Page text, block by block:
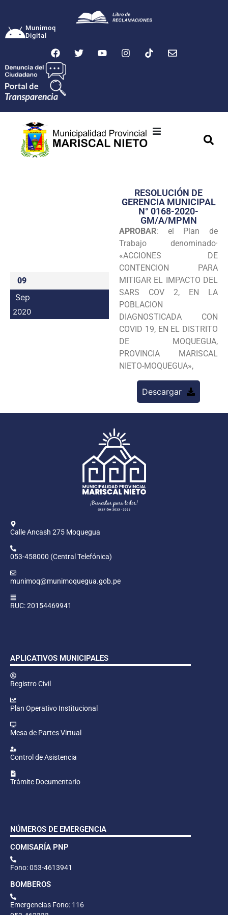
Munimoq
Digital
Transparencia
Seguridad
Programas
Intranet
09
Sep
2020
RESOLUCIÓN DE
GERENCIA MUNICIPAL
N° 0168-2020-
GM/A/MPMN
APROBAR: el Plan de
Trabajo denominado·
«ACCIONES DE
CONTENCION PARA
MITIGAR EL IMPACTO DEL
SARS COV 2, EN LA
POBLACION
DIAGNOSTICADA CON
COVID 19, EN EL DISTRITO
DE MOQUEGUA,
PROVINCIA MARISCAL
NIETO-MOQUEGUA»,
Descargar
Calle Ancash 275 Moquegua
053-458000 (Central Telefónica)
munimoq@munimoquegua.gob.pe
RUC: 20154469941
APLICATIVOS MUNICIPALES
Registro Civil
Plan Operativo Institucional
Mesa de Partes Virtual
Control de Asistencia
Trámite Documentario
NÚMEROS DE EMERGENCIA
COMISARÍA PNP
Fono: 053-4613941
BOMBEROS
Emergencias Fono: 116